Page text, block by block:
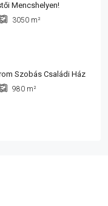
Mencshelyen!
3050 m²
Szobás Családi Ház
980 m²